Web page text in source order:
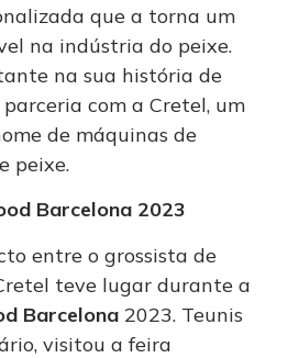
que a torna um
na indústria do peixe.
na sua história de
com a Cretel, um
de máquinas de
peixe.
Barcelona 2023
entre o grossista de
teve lugar durante a
Barcelona 2023. Teunis
visitou a feira